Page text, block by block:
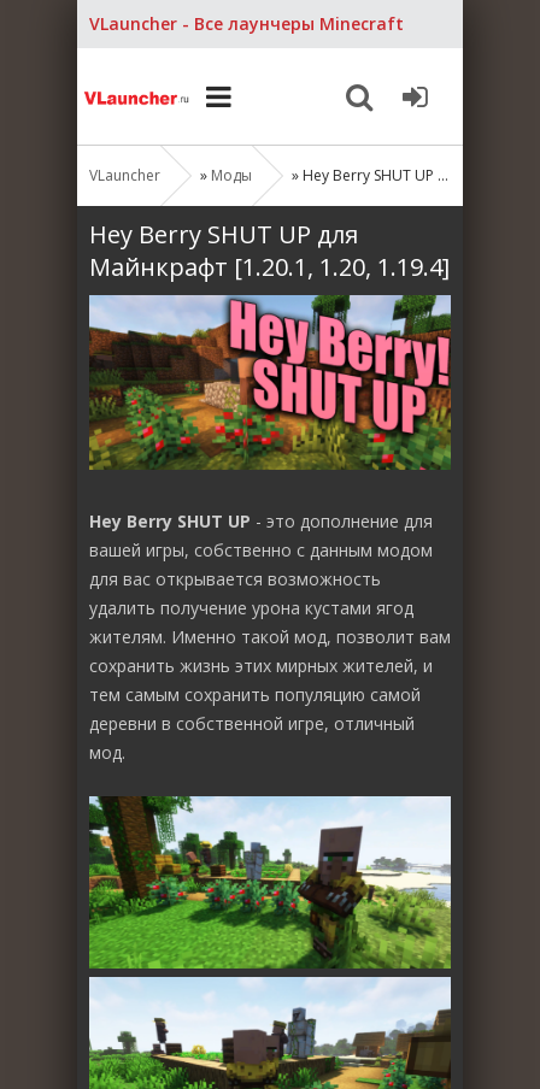
VLauncher - Все лаунчеры Minecraft
VLauncher » Моды » Hey Berry SHUT UP для Майнкрафт [1.20.1, 1.20, 1.19.4]
Hey Berry SHUT UP для
Майнкрафт [1.20.1, 1.20, 1.19.4]
Hey Berry SHUT UP - это дополнение для
вашей игры, собственно с данным модом
для вас открывается возможность
удалить получение урона кустами ягод
жителям. Именно такой мод, позволит вам
сохранить жизнь этих мирных жителей, и
тем самым сохранить популяцию самой
деревни в собственной игре, отличный
мод.